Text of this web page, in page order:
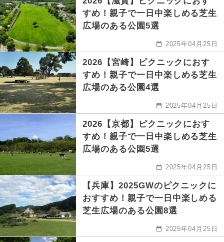
すめ！親子で一日中楽しめる芝生
広場のある公園5選
2025年04月25日
2026【宮崎】ピクニックにおす
すめ！親子で一日中楽しめる芝生
広場のある公園4選
2025年04月25日
2026【京都】ピクニックにおす
すめ！親子で一日中楽しめる芝生
広場のある公園5選
2025年04月25日
【兵庫】2025GWのピクニックに
おすすめ！親子で一日中楽しめる
芝生広場のある公園8選
2025年04月25日